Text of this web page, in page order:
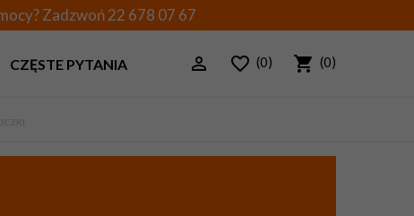
Zadzwoń22 678 07 67
CZĘSTE PYTANIA (0) (0)